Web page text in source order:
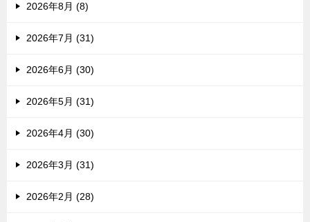
2026年8月 (8)
2026年7月 (31)
2026年6月 (30)
2026年5月 (31)
2026年4月 (30)
2026年3月 (31)
2026年2月 (28)